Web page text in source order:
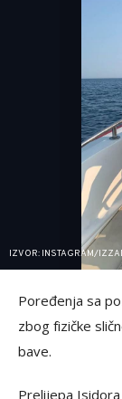
IZVOR: INSTAGRAM/
Poređenja sa
zbog fizičke
bave.
Prelijepa